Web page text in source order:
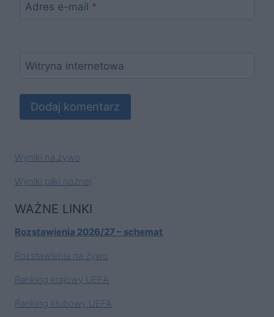
Adres e-mail *
Witryna internetowa
Wyniki na żywo
Wyniki piłki nożnej
WAŻNE LINKI
Rozstawienia 2026/27 – schemat
Rozstawienia na żywo
Ranking krajowy UEFA
Ranking klubowy UEFA